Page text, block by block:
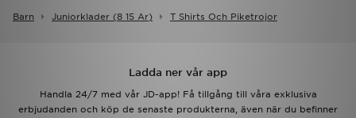
Barn Juniorklader (8 15 Ar) T Shirts Och Piketrojor
Ladda ner vår app
Handla 24/7 med vår JD-app! Få tillgång till våra exklusiva
erbjudanden och köp de senaste produkterna, även när du befinner